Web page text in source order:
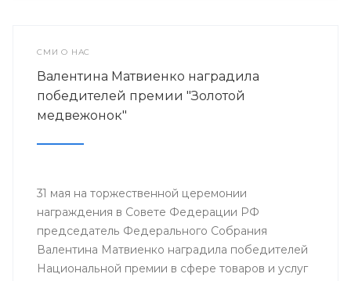
СМИ О НАС
Валентина Матвиенко наградила
победителей премии "Золотой
медвежонок"
31 мая на торжественной церемонии
награждения в Совете Федерации РФ
председатель Федерального Собрания
Валентина Матвиенко наградила победителей
Национальной премии в сфере товаров и услуг